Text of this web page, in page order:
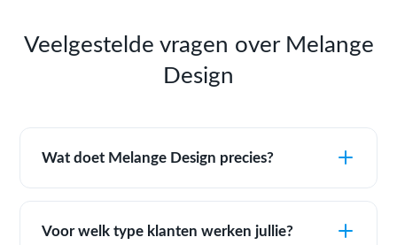
Veelgestelde vragen over Melange
Design
Wat doet Melange Design precies?
Voor welk type klanten werken jullie?